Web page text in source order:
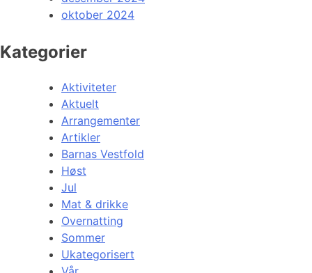
oktober 2024
Kategorier
Aktiviteter
Aktuelt
Arrangementer
Artikler
Barnas Vestfold
Høst
Jul
Mat & drikke
Overnatting
Sommer
Ukategorisert